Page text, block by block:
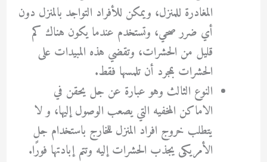
المغادرة للمنزل، ويمكن للأفراد التواجد بالمنزل دون
أي ضرر صحي، وتستخدم عندما يكون هناك كم
قليل من الحشرات، وتقضي هذه المبيدات على
الحشرات بمجرد أن تلمسها فقط.
النوع الثالث وهو عبارة عن جل يحقن في
الاماكن المخفيه التي يصعب الوصول إليها، و لا
يتطلب خروج افراد المنزل للخارج باستخدام جل
الأمريكى يجذب الحشرات إليه وتتم إبادتها فورًا.